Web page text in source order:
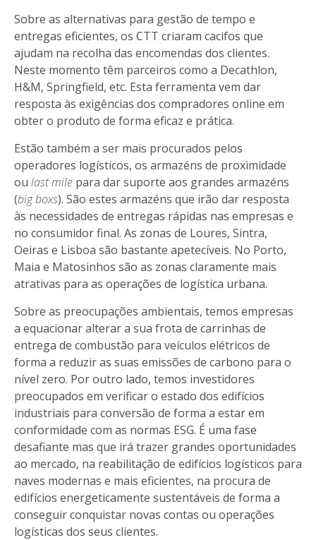
Sobre as alternativas para gestão de tempo e
entregas eficientes, os CTT criaram cacifos que
ajudam na recolha das encomendas dos clientes.
Neste momento têm parceiros como a Decathlon,
H&M, Springfield, etc. Esta ferramenta vem dar
resposta às exigências dos compradores online em
obter o produto de forma eficaz e prática.
Estão também a ser mais procurados pelos
operadores logísticos, os armazéns de proximidade
ou last mile para dar suporte aos grandes armazéns
(big boxs). São estes armazéns que irão dar resposta
às necessidades de entregas rápidas nas empresas e
no consumidor final. As zonas de Loures, Sintra,
Oeiras e Lisboa são bastante apetecíveis. No Porto,
Maia e Matosinhos são as zonas claramente mais
atrativas para as operações de logística urbana.
Sobre as preocupações ambientais, temos empresas
a equacionar alterar a sua frota de carrinhas de
entrega de combustão para veículos elétricos de
forma a reduzir as suas emissões de carbono para o
nível zero. Por outro lado, temos investidores
preocupados em verificar o estado dos edifícios
industriais para conversão de forma a estar em
conformidade com as normas ESG. É uma fase
desafiante mas que irá trazer grandes oportunidades
ao mercado, na reabilitação de edifícios logísticos para
naves modernas e mais eficientes, na procura de
edifícios energeticamente sustentáveis de forma a
conseguir conquistar novas contas ou operações
logísticas dos seus clientes.